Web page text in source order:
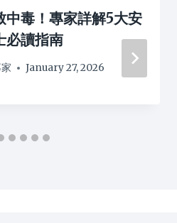
中毒！專家詳解5大安
必讀指南
January 27, 2026